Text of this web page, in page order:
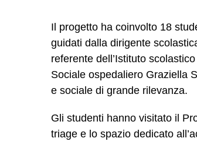
Il progetto ha coinvolto 18
guidati dalla dirigente
referente dell’Istituto
Sociale ospedaliero Graziella
e sociale di grande rilevanza.
Gli studenti hanno visitato il
triage e lo spazio dedicato